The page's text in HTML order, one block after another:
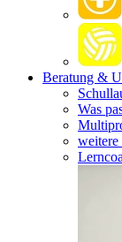
Beratung &
Was
weitere